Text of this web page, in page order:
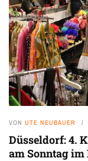
VON UTE NEUBAUER
Düsseldorf: 4.
am Sonntag